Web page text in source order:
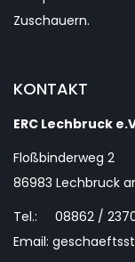
Zuschauern.
KONTAKT
ERC Lechbruck
Floßbinderweg 2
86983 Lechbruck
Tel.: 08862 /
Email: